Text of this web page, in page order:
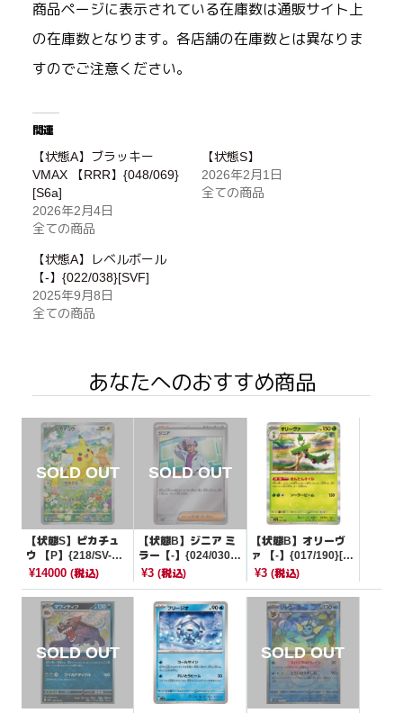
商品ページに表示されている在庫数は通販サイト上
の在庫数となります。各店舗の在庫数とは異なりま
すのでご注意ください。
関連
【状態A】ブラッキー
VMAX 【RRR】{048/069}
[S6a]
2026年2月4日
全ての商品
【状態S】
2026年2月1日
全ての商品
【状態A】レベルボール
【-】{022/038}[SVF]
2025年9月8日
全ての商品
あなたへのおすすめ商品
【状態S】ピカチュ
ウ 【P】{218/SV-P}
[その他]
¥14000 (税込)
【状態B】ジニア ミ
ラー【-】{024/030}
[WCS23]
¥3(税込)
【状態B】オリーヴ
ァ 【-】{017/190}[S
V4a]
¥3 (税込)